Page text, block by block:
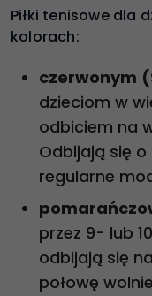
Piłki tenisowe dla
kolorach:
czerwonym
dzieciom w
odbiciem na
Odbijają się
regularne
przez 9- lub
odbijają się
połowę